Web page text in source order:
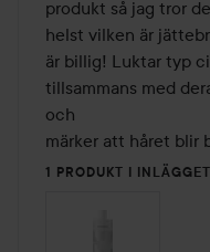
produkt så jag tror
helst vilken är
är billig! Luktar typ
tillsammans med
och
märker att håret blir
1 PRODUKT I